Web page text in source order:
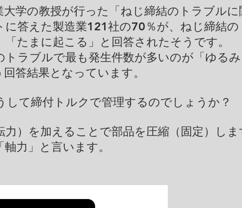
大学の教授が行った「ねじ締結のトラブル
に答えた製造業121社の70％が、ねじ締結
「たまに起こる」と回答されたそうです。
トラブルで最も発生件数が多いのが「ゆる
回答結果となっています。
して締付トルクで管理するのでしょうか？
力）を加えることで部品を圧縮（固定）しま
力」と言います。